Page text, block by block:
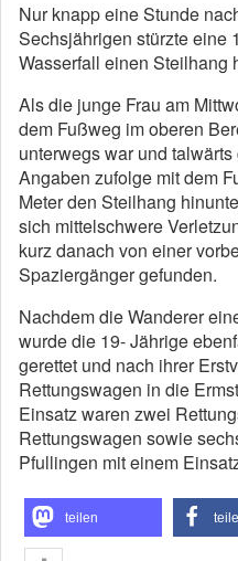
Nur knapp eine Stunde
Sechsjährigen stürzte eine
Wasserfall einen Steilhang
Als die junge Frau am
dem Fußweg im oberen
unterwegs war und
Angaben zufolge mit dem
Meter den Steilhang
sich mittelschwere
kurz danach von einer
Spaziergänger gefunden.
Nachdem die Wanderer
wurde die 19- Jährige
gerettet und nach ihrer
Rettungswagen in die
Einsatz waren zwei
Rettungswagen sowie
Pfullingen mit einem
teilen